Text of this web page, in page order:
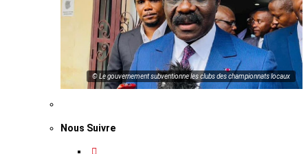
© Le gouvernement subventionne les clubs des championnats locaux
Nous Suivre